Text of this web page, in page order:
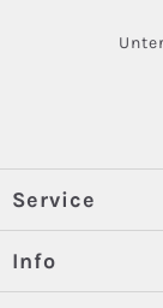
Service
Info